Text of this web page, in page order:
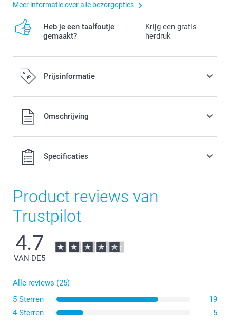
Meer informatie over alle bezorgopties
Heb je een taalfoutje
gemaakt?
Krijg een gratis
herdruk
Prijsinformatie
Alle prijzen zijn in EURO (€) inclusief BTW en exclusief
verzendkosten.Omschrijving
Specificaties
Product reviews van
Trustpilot
4.7
VAN DE5
Alle reviews (25)
5 Sterren
19
4 Sterren
5